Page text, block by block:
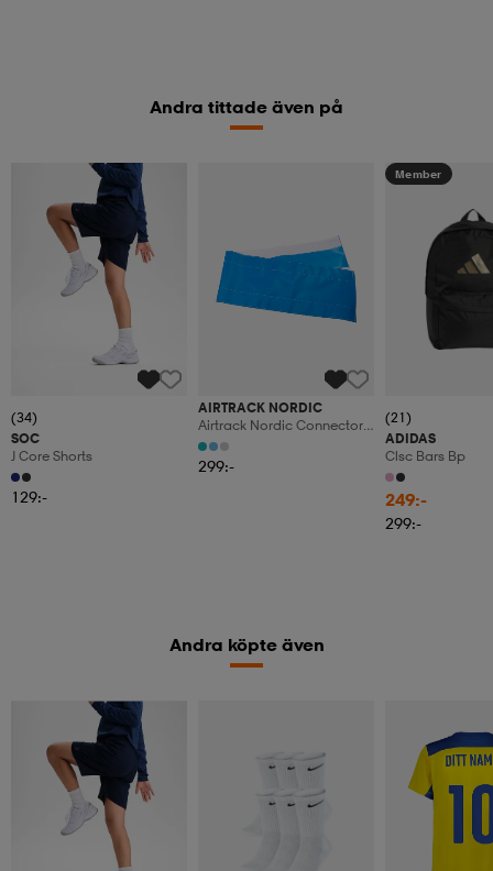
Andra tittade även på
(34)
SOC
J Core Shorts
129:-
AIRTRACK NORDIC
Airtrack Nordic Connector -
Blue
299:-
Member
(21)
ADIDAS
Clsc Bars Bp
249:-
299:-
Andra köpte även